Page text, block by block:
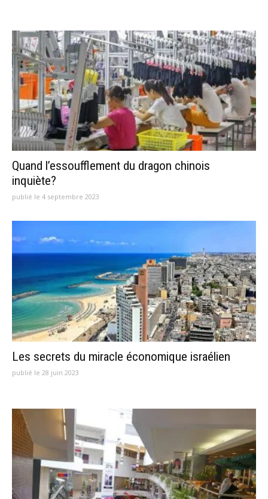
Quand l’essoufflement du dragon chinois
inquiète?
publié le 4 septembre 2023
Les secrets du miracle économique israélien
publié le 28 juin 2023